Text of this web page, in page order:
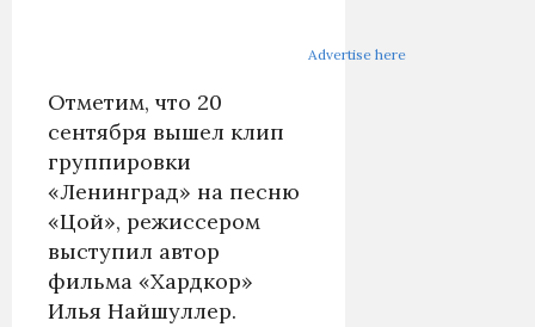
Advertise here
Отметим, что 20
сентября вышел клип
группировки
«Ленинград» на песню
«Цой», режиссером
выступил автор
фильма «Хардкор»
Илья Найшуллер.